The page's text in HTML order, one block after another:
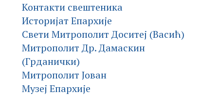
Контакти свештеника
Историјат Епархије
Свети Митрополит Доситеј (Васић)
Митрополит Др. Дамаскин
(Грданички)
Митрополит Јован
Музеј Епархије